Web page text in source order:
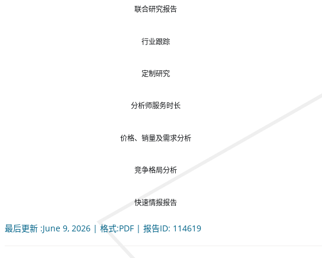
联合研究报告
行业跟踪
定制研究
分析师服务时长
价格、销量及需求分析
竞争格局分析
快速情报报告
最后更新 :June 9, 2026 | 格式:PDF | 报告ID: 114619